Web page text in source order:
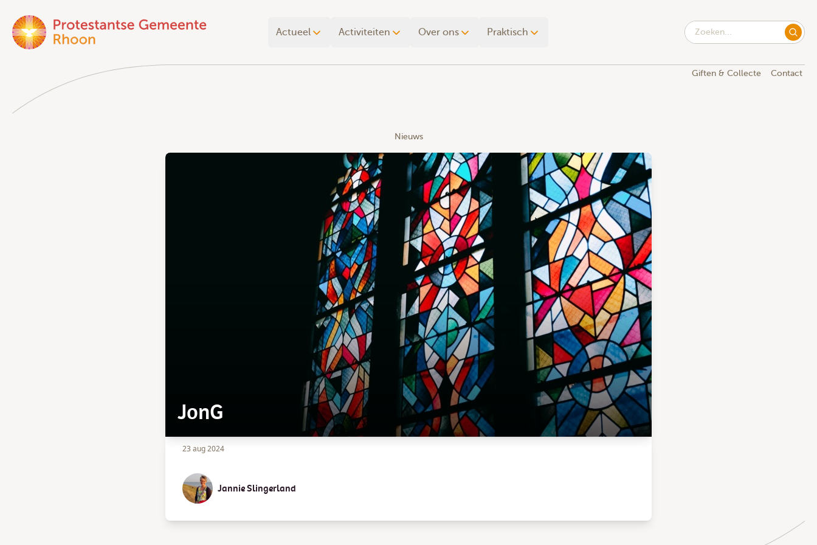
Actueel Activiteiten Over ons Praktisch
Giften & Collecte Contact
Nieuws
JonG
23 aug 2024
Jannie Slingerland